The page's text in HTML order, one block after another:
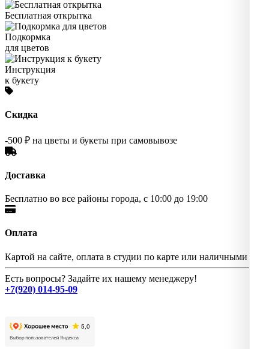
Бесплатная открытка
Подкормка
для цветов
Инструкция
к букету
Скидка
-500 ₽ на цветы и букеты при самовывозе
Доставка
Бесплатно во все районы города, с 10:00 до 19:00
Оплата
Картой на сайте, оплата в студии по карте или наличными
Есть вопросы? Задайте их нашему менеджеру!
+7(920) 014-95-09